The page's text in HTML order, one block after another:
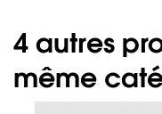
4 autres
même